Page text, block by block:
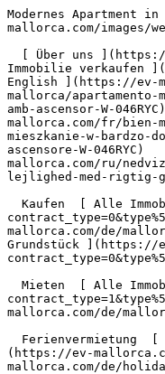
Modernes Apartment in sehr guter Lage mit Aufzug - Engel &amp; Völkers Mallorca                [ ![EV Mallorca](https://cdn.ev-mallorca.com/images/web/EV_Logo_RGB.svg) ](https://ev-mallorca.com/de)  Mallorca  

  [ Über uns ](https://ev-mallorca.com/de/ueber-uns) [ Über Mallorca ](https://ev-mallorca.com/de/ueber-mallorca) [ Kontakt ](https://ev-mallorca.com/de/standorte) [ Immobilie verkaufen ](https://ev-mallorca.com/de/immobilie-auf-mallorca-verkaufen) [    Mein Account  ](https://ev-mallorca.com/de/mein-account)   Deutsch       [ English ](https://ev-mallorca.com/en/mallorca-property/modern-apartment-in-a-prime-location-with-elevator-W-046RYC)   [ Español ](https://ev-mallorca.com/es/inmueble-mallorca/apartamento-moderno-en-excelente-ubicacion-con-ascensor-W-046RYC)    [ Català ](https://ev-mallorca.com/ca/immoble-mallorca/pis-modern-en-una-gran-ubicacio-amb-ascensor-W-046RYC)   [ Svenska ](https://ev-mallorca.com/sv/mallorca-fastighet/modern-lagenhet-i-mycket-bra-lage-med-hiss-W-046RYC)   [ Français ](https://ev-mallorca.com/fr/bien-majorque/appartement-moderne-tres-bien-situe-avec-ascenseur-W-046RYC)   [ Polski ](https://ev-mallorca.com/pl/nieruchomosc-majorce/nowoczesne-mieszkanie-w-bardzo-dobrej-lokalizacji-z-winda-W-046RYC)   [ Italiano ](https://ev-mallorca.com/it/immobili-maiorca/appartamento-moderno-in-ottima-posizione-con-ascensore-W-046RYC)   [ Dutch ](https://ev-mallorca.com/nl/mallorca-eigendom/modern-appartement-op-een-zeer-goede-locatie-met-lift-W-046RYC)   [ Русский ](https://ev-mallorca.com/ru/nedvizhimost-mayorka/sovremennaia-kvartira-v-ocen-xorosem-meste-s-liftom-W-046RYC)   [ Dansk ](https://ev-mallorca.com/da/mallorca-ejendom/moderne-lejlighed-med-